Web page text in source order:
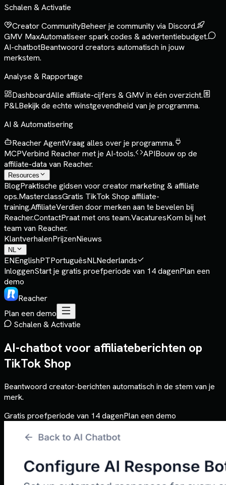
Schalen & Activatie
Creator CommunityBeheer je community via Discord.
GMV MaxAutomatiseer spark codes & advertentiebudget.
AI-chatbotBeantwoord creators automatisch in jouw
merkstem.
Analyse & Rapportage
DashboardAlle affiliate-cijfers & GMV in één overzicht.
P&LBekijk de echte winstgevendheid van je programma.
AI & Automatisering
Reacher AgentVraag alles over je programma.
MCPVerbind Reacher met je AI-tools. APIBouw op de
affiliate-data van Reacher.
Resources
BlogPraktische gidsen voor creator marketing & affiliate
ops.MasterclassGratis TikTok Shop affiliate-
training.AffiliateVerdien door merken aan te bevelen bij
Reacher.ContactPraat met ons team.VacaturesKom bij het
team van Reacher.
KlantverhalenPrijzenNieuws
NL
ENEnglishPTPortuguêsNLNederlands
InloggenStart je gratis proefperiode van 14 dagenPlan een
demo
Reacher
Plan een demo
Schalen & Activatie
AI-chatbot voor affiliateberichten op
TikTok Shop
Beantwoord creator-berichten automatisch in de stem van je
merk.
Gratis proefperiode van 14 dagenPlan een demo